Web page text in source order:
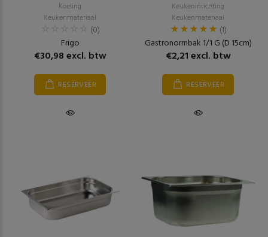
Koeling
Keukenmateriaal
(0)
Frigo
€30,98 excl. btw
RESERVEER
Keukeninrichting
Keukenmateriaal
(1)
Gastronormbak 1/1 G (D 15cm)
€2,21 excl. btw
RESERVEER